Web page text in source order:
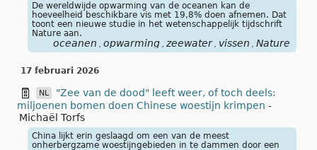
De wereldwijde opwarming van de oceanen kan de
hoeveelheid beschikbare vis met 19,8% doen afnemen. Dat
toont een nieuwe studie in het wetenschappelijk tijdschrift
Nature aan.
oceanen , opwarming , zeewater , vissen , Nature
17 februari 2026
NL
"Zee van de dood" leeft weer, of toch deels:
miljoenen bomen doen Chinese woestijn krimpen -
Michaël Torfs
China lijkt erin geslaagd om een van de meest
onherbergzame woestijngebieden in te dammen door een